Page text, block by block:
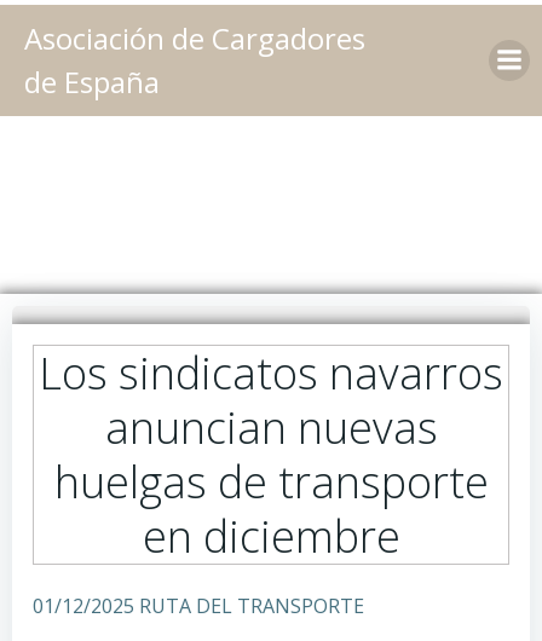
Saltar
al
Asociación de Cargadores
de España
Los sindicatos navarros
anuncian nuevas
huelgas de transporte
en diciembre
01/12/2025 RUTA DEL TRANSPORTE